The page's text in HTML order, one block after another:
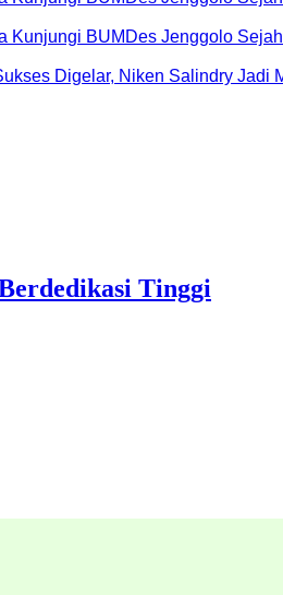
Kunjungi BUMDes Jenggolo
Digelar, Niken Salindry Jadi
Tinggi